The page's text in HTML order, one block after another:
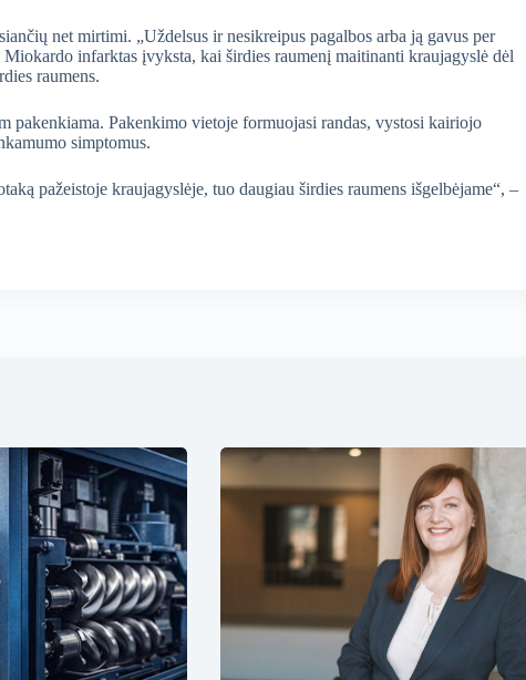
net mirtimi. „Uždelsus ir nesikreipus pagalbos arba ją gavus per
infarktas įvyksta, kai širdies raumenį maitinanti kraujagyslė dėl
raumens.
pakenkiama. Pakenkimo vietoje formuojasi randas, vystosi kairiojo
simptomus.
pažeistoje kraujagyslėje, tuo daugiau širdies raumens išgelbėjame“, –